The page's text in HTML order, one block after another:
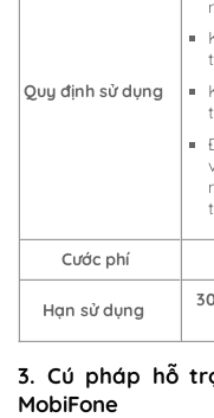
Quy định sử dụng
Cước phí
Hạn sử dụng
3. Cú pháp hỗ
MobiFone